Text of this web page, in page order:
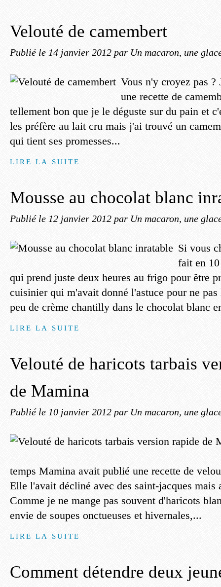
Velouté de camembert
Publié le 14 janvier 2012 par Un macaron, une
Vous n'y croyez pas
une recette de
tellement bon que je le déguste sur du pain et
les préfère au lait cru mais j'ai trouvé un
qui tient ses promesses...
LIRE LA SUITE
Mousse au chocolat blanc
Publié le 12 janvier 2012 par Un macaron, une
Si vous
fait en
qui prend juste deux heures au frigo pour être
cuisinier qui m'avait donné l'astuce pour ne
peu de crème chantilly dans le chocolat blanc
LIRE LA SUITE
Velouté de haricots tarbais
de Mamina
Publié le 10 janvier 2012 par Un macaron, une
temps Mamina avait publié une recette de
Elle l'avait décliné avec des saint-jacques mais
Comme je ne mange pas souvent d'haricots
envie de soupes onctueuses et hivernales,...
LIRE LA SUITE
Comment détendre deux